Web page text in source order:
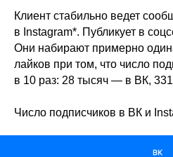
Клиент стабильно ведет
в Instagram*. Публикует в
Они набирают примерно
лайков при том, что число
в 10 раз: 28 тысяч — в ВК,
Число подписчиков в ВК и